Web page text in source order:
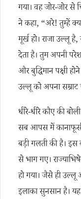
गया। वह जोर-जोर से
ने कहा, “अरे! तुम्हें
मूर्ख हो। राजा उल्लू
देता है। तुम अपनी
और बुद्धिमान पक्षी
उल्लू को अपना सम्राट
धीरे-धीरे कौए की
सब आपस में
बड़ी गलती की है।
से भाग गए।
हो गया। जैसे ही उल्लू
इलाका सुनसान है।